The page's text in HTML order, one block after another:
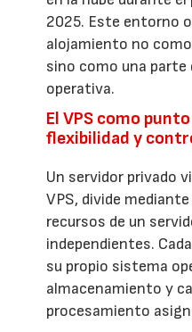
2025. Este entorno
alojamiento no
sino como una parte
operativa.
El VPS como
flexibilidad y
Un servidor privado
VPS, divide
recursos de un
independientes.
su propio sistema
almacenamiento y
procesamiento